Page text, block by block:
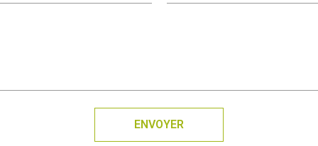
ENVOYER